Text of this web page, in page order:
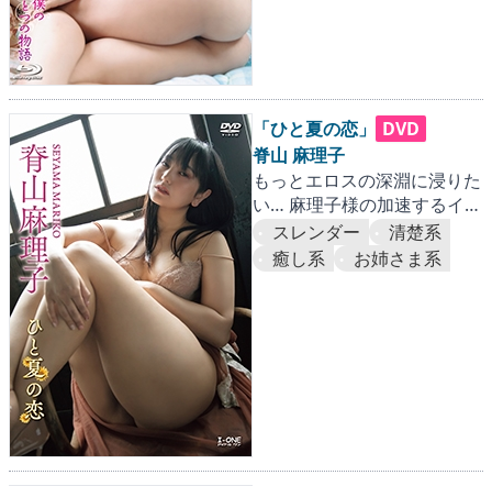
「ひと夏の恋」
DVD
脊山 麻理子
もっとエロスの深淵に浸りた
い… 麻理子様の加速するイマ
ジネーション
スレンダー
清楚系
癒し系
お姉さま系